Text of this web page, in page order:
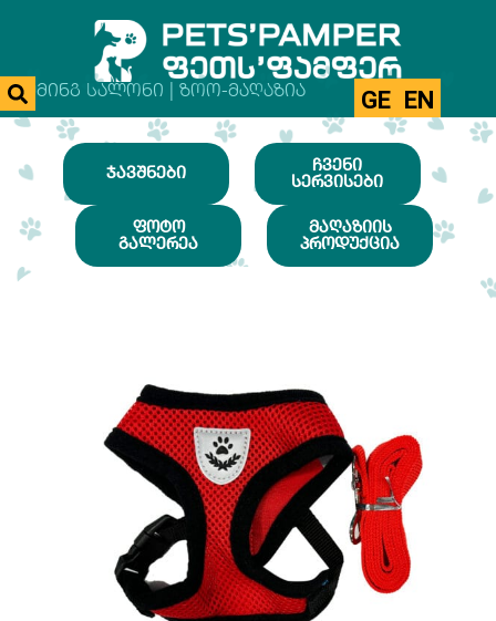
ᲒᲠᲣᲛᲘᲜᲒ ᲡᲐᲚᲝᲜᲘ | ᲖᲝᲝ-ᲛᲐᲦᲐᲖᲘᲐ GE EN
ᲯᲐᲕᲨᲜᲔᲑᲘ
ᲩᲕᲔᲜᲘ
ᲡᲔᲠᲕᲘᲡᲔᲑᲘ
ᲤᲝᲢᲝ
ᲒᲐᲚᲔᲠᲔᲐ
ᲛᲐᲦᲐᲖᲘᲘᲡ
ᲞᲠᲝᲓᲣᲥᲪᲘᲐ